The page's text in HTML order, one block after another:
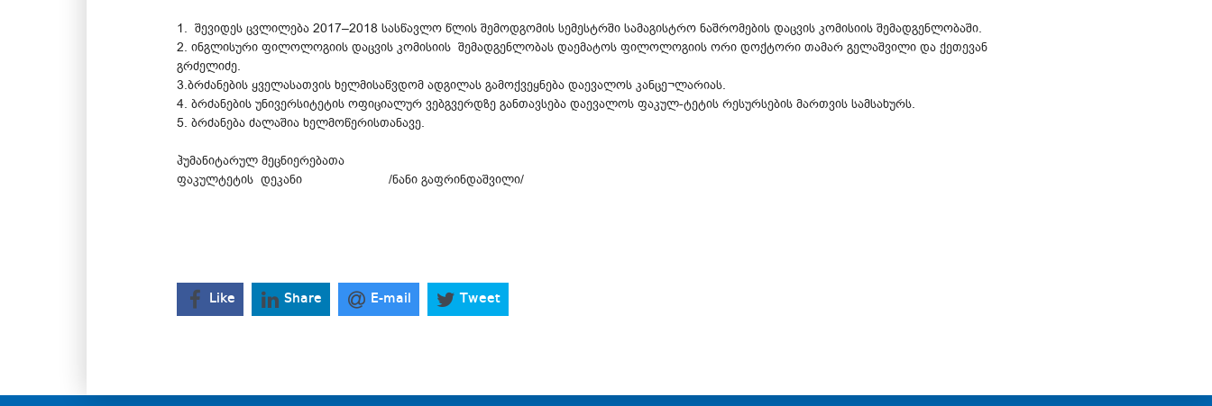
1. შევიდეს ცვლილება 2017–2018 სასწავლო წლის შემოდგომის სემესტრში სამაგისტრო ნაშრომების დაცვის კომისიის შემადგენლობაში.
2. ინგლისური ფილოლოგიის დაცვის კომისიის შემადგენლობას დაემატოს ფილოლოგიის ორი დოქტორი თამარ გელაშვილი და ქეთევან
გრძელიძე.
3.ბრძანების ყველასათვის ხელმისაწვდომ ადგილას გამოქვეყნება დაევალოს კანცე¬ლარიას.
4. ბრძანების უნივერსიტეტის ოფიციალურ ვებგვერდზე განთავსება დაევალოს ფაკულ-ტეტის რესურსების მართვის სამსახურს.
5. ბრძანება ძალაშია ხელმოწერისთანავე.
ჰუმანიტარულ მეცნიერებათა
ფაკულტეტის დეკანი /ნანი გაფრინდაშვილი/
Like Share E-mail Tweet